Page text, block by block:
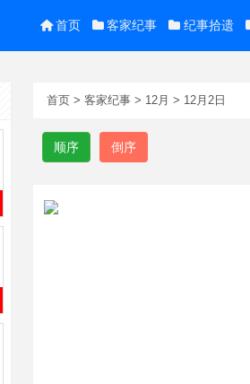
首页 客家纪事 纪事拾遗
首页 > 客家纪事 > 12月 > 12月2日
顺序 倒序